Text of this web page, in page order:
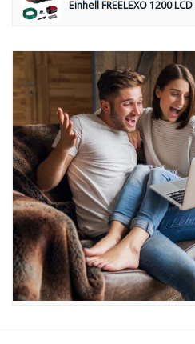
Einhell FREELEXO 1200 LCD